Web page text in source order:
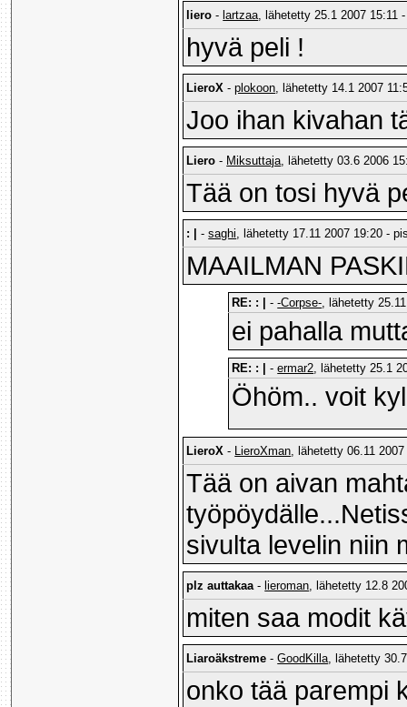
liero - lartzaa, lähetetty 25.1 2007 15:11
hyvä peli !
LieroX -plokoon, lähetetty 14.1 2007
Joo ihan kivahan
Liero - Miksuttaja, lähetetty 03.6 2006
Tää on tosi hyvä
: | -saghi, lähetetty 17.11 2007 19:20 -
MAAILMAN
RE: : | --Corpse-, lähetetty
ei pahalla
RE: : | -ermar2, lähetetty 25.1
Öhöm.. voit
LieroX - LieroXman, lähetetty 06.11
Tää on aivan
sivulta levelin niin
plz auttakaa- lieroman, lähetetty 12.8
miten saa modit
Liaroäkstreme -GoodKilla, lähetetty
onko tää parempi